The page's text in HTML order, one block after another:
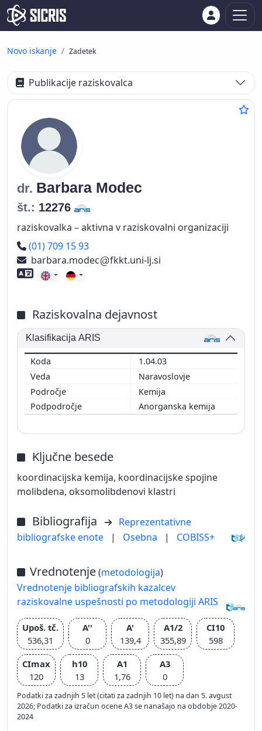
Novo iskanje Zadetek
Publikacije raziskovalca
dr. Barbara Modec
št.: 12276
raziskovalka – aktivna v raziskovalni organizaciji
Telefon
(01) 709 15 93
barbara.modec
fkkt.uni-lj.si
Znanje tujih jezikov
Raziskovalna dejavnost
Klasifikacija ARIS
1.04.03
Naravoslovje
Kemija
Anorganska kemija
Ključne besede
koordinacijska kemija, koordinacijske spojine
molibdena, oksomolibdenovi klastri
Bibliografija
Reprezentativne
bibliografske enote
| Osebna | COBISS+
Vrednotenje(metodologija)
Vrednotenje bibliografskih kazalcev
raziskovalne uspešnosti po metodologiji ARIS
Upoš. tč.
536,31
A''
0
A'
139,4
A1/2
355,89
CI10
598
CImax
120
h10
13
A1
1,76
A3
0
Podatki za zadnjih 5 let (citati za zadnjih 10 let) na dan 5. avgust
2026; Podatki za izračun ocene A3 se nanašajo na obdobje 2020-
2024